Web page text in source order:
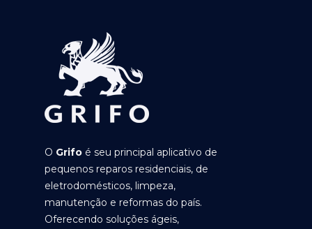
O Grifo é seu principal aplicativo de
pequenos reparos residenciais, de
eletrodomésticos, limpeza,
manutenção e reformas do país.
Oferecendo soluções ágeis,